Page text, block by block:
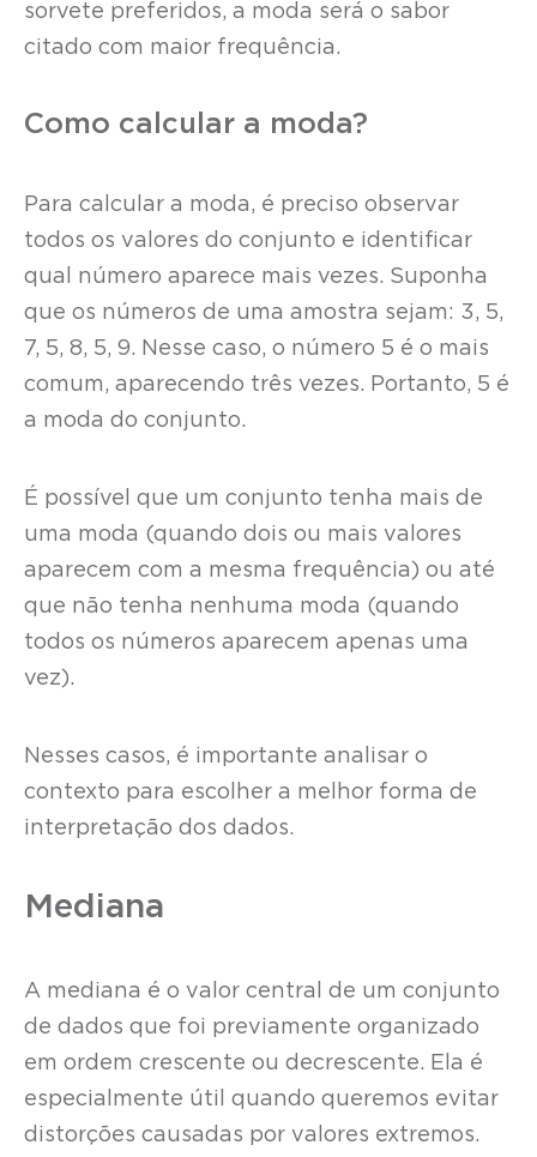
sorvete preferidos, a moda será o sabor
citado com maior frequência.
Como calcular a moda?
Para calcular a moda, é preciso observar
todos os valores do conjunto e identificar
qual número aparece mais vezes. Suponha
que os números de uma amostra sejam: 3, 5,
7, 5, 8, 5, 9. Nesse caso, o número 5 é o mais
comum, aparecendo três vezes. Portanto, 5 é
a moda do conjunto.
É possível que um conjunto tenha mais de
uma moda (quando dois ou mais valores
aparecem com a mesma frequência) ou até
que não tenha nenhuma moda (quando
todos os números aparecem apenas uma
vez).
Nesses casos, é importante analisar o
contexto para escolher a melhor forma de
interpretação dos dados.
Mediana
A mediana é o valor central de um conjunto
de dados que foi previamente organizado
em ordem crescente ou decrescente. Ela é
especialmente útil quando queremos evitar
distorções causadas por valores extremos.